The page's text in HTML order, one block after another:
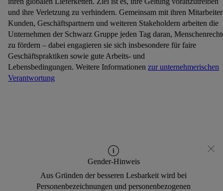
und ihre Verletzung zu verhindern. Gemeinsam mit ihren
Kunden, Geschäftspartnern und weiteren Stakeholdern arbeiten die
Unternehmen der Schwarz Gruppe jeden Tag daran,
zu fördern – dabei engagieren sie sich insbesondere für faire
Geschäftspraktiken sowie gute Arbeits- und
Lebensbedingungen. Weitere Informationen zur unternehmerischen
Verantwortung
Gender-Hinweis
Aus Gründen der besseren Lesbarkeit wird bei
Personenbezeichnungen und personenbezogenen